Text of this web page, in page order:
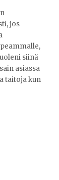
jos
siinä
asiassa
taitoja kun